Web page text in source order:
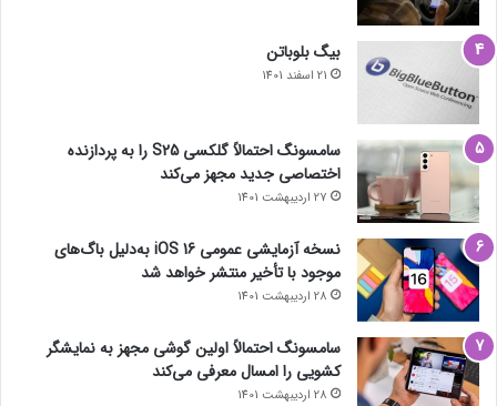
بیگ بلوباتن
21 اسفند 1401
سامسونگ احتمالاً گلکسی S25 را به پردازنده
اختصاصی جدید مجهز می‌کند
27 اردیبهشت 1401
نسخه آزمایشی عمومی iOS 16 به‌دلیل باگ‌های
موجود با تأخیر منتشر خواهد شد
28 اردیبهشت 1401
سامسونگ احتمالاً اولین گوشی مجهز به نمایشگر
کشویی را امسال معرفی می‌کند
28 اردیبهشت 1401